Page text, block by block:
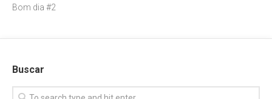
Bom dia #2
Buscar